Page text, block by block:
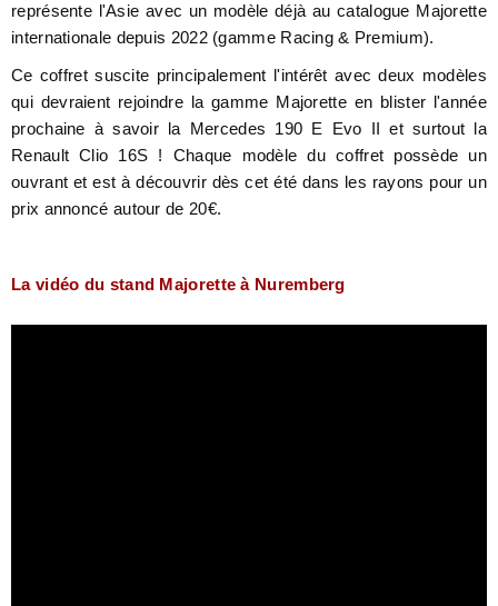
représente l'Asie avec un modèle déjà au catalogue Majorette
internationale depuis 2022 (gamme Racing & Premium).
Ce coffret suscite principalement l'intérêt avec deux modèles
qui devraient rejoindre la gamme Majorette en blister l'année
prochaine à savoir la Mercedes 190 E Evo II et surtout la
Renault Clio 16S ! Chaque modèle du coffret possède un
ouvrant et est à découvrir dès cet été dans les rayons pour un
prix annoncé autour de 20€.
La vidéo du stand Majorette à Nuremberg